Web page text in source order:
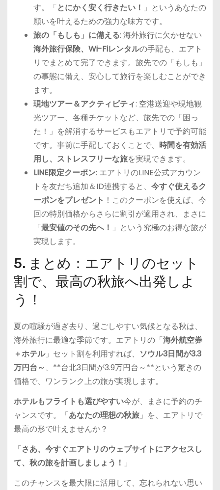
す。「とにかく安く行きたい！ 」というあなたの
願いを叶えるための強力な味方です。
旅の「もしも」に備える: 海外旅行に欠かせない
海外旅行保険、Wi-Fiレンタルの手配も、エアト
リでまとめて完了できます。旅先での「もしも」
の事態に備え、安心して旅行を楽しむことができ
ます。
現地ツアー＆アクティビティ: 空港送迎や現地観
光ツアー、各種チケットなど、旅先での「困っ
た！」を解消するサービスもエアトリで予約可能
です。事前に手配しておくことで、 時間を有効活
用し、ストレスフリーな旅を実現できます。
LINE限定クーポン: エアトリのLINE公式アカウン
トを友だち追加＆ID連携すると、 今すぐ使えるク
ーポンをプレゼント ！このクーポンを使えば、今
回の特別価格からさらに割引が適用され、まさに
「最安値のその先へ！ 」という究極のお得な旅が
実現します。
5. まとめ：エアトリのセット
割で、最高の秋旅へ出発しよ
う！
夏の喧騒が過ぎ去り、過ごしやすい気候となる秋は、
海外旅行に最適な季節です。エアトリの「海外航空券
＋ホテル」セット割を利用すれば、 ソウル3日間が3.3
万円台～、**台北3日間が3.9万円台～**という驚きの
価格で、ワンランク上の旅が実現します。
ホテルもフライトも選びやすい今が、まさに予約のチ
ャンスです。「あなたの理想の秋旅」を、エアトリで
最高の形で叶えませんか？
「さあ、今すぐエアトリのウェブサイトにアクセスし
て、秋の旅を計画しましょう！ 」
このチャンスを最大限に活用して、忘れられない思い